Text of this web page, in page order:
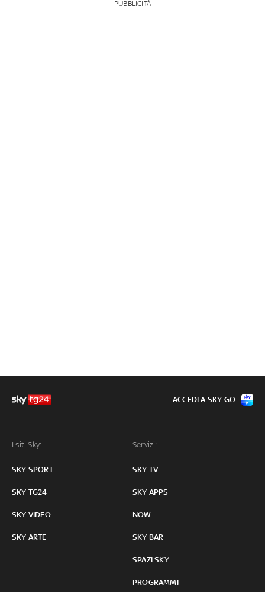
PUBBLICITÀ
I siti Sky:
SKY SPORT
SKY TG24
SKY VIDEO
SKY ARTE
Servizi:
SKY TV
SKY APPS
NOW
SKY BAR
SPAZI SKY
PROGRAMMI
ACCEDI A SKY GO